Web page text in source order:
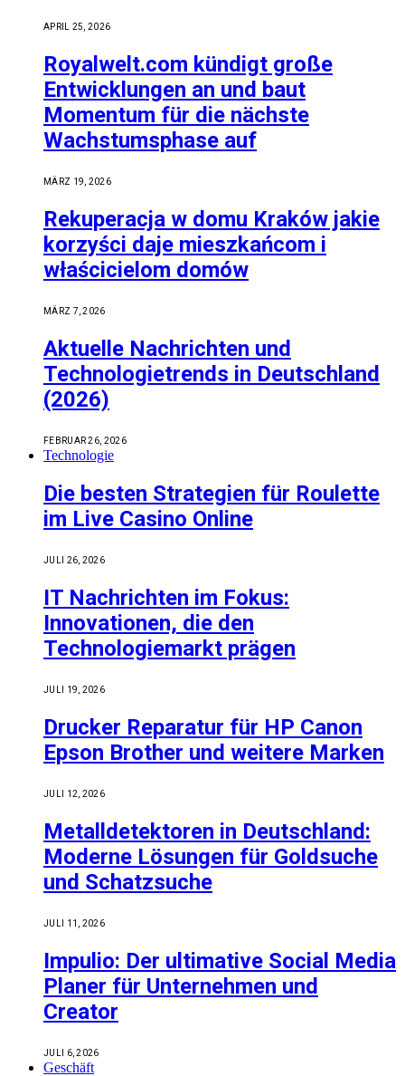
APRIL 25, 2026
Royalwelt.com kündigt große
Entwicklungen an und baut
Momentum für die nächste
Wachstumsphase auf
MÄRZ 19, 2026
Rekuperacja w domu Kraków jakie
korzyści daje mieszkańcom i
właścicielom domów
MÄRZ 7, 2026
Aktuelle Nachrichten und
Technologietrends in Deutschland
(2026)
FEBRUAR 26, 2026
Technologie
Die besten Strategien für Roulette
im Live Casino Online
JULI 26, 2026
IT Nachrichten im Fokus:
Innovationen, die den
Technologiemarkt prägen
JULI 19, 2026
Drucker Reparatur für HP Canon
Epson Brother und weitere Marken
JULI 12, 2026
Metalldetektoren in Deutschland:
Moderne Lösungen für Goldsuche
und Schatzsuche
JULI 11, 2026
Impulio: Der ultimative Social Media
Planer für Unternehmen und
Creator
JULI 6, 2026
Geschäft